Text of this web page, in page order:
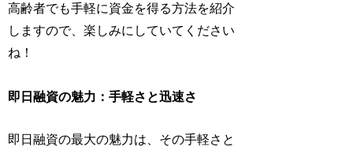
高齢者でも手軽に資金を得る方法を紹介
しますので、楽しみにしていてください
ね！
即日融資の魅力：手軽さと迅速さ
即日融資の最大の魅力は、その手軽さと